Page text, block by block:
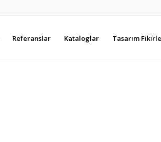
Referanslar Kataloglar Tasarım